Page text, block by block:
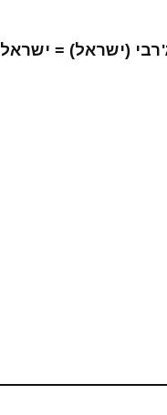
(ישראל) = ישראל